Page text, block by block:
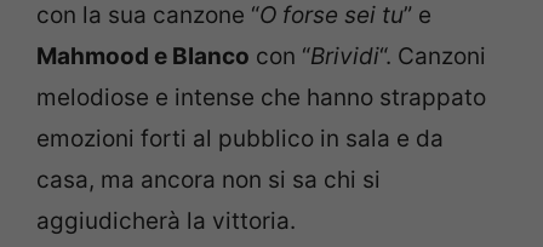
con la sua canzone “O forse sei tu” e
Mahmood e Blanco con “Brividi“. Canzoni
melodiose e intense che hanno strappato
emozioni forti al pubblico in sala e da
casa, ma ancora non si sa chi si
aggiudicherà la vittoria.